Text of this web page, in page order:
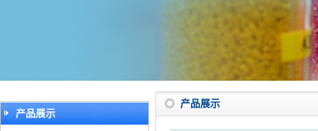
产品展示
产品展示